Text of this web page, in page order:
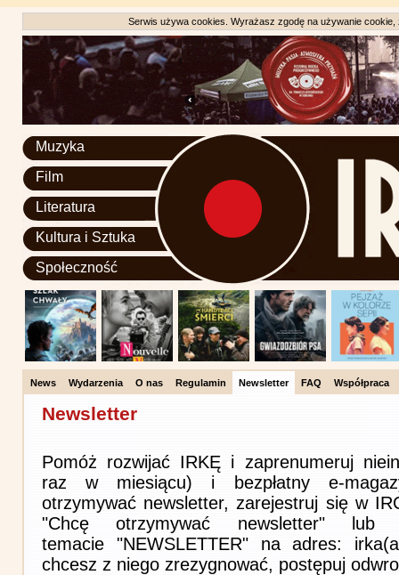
Serwis używa cookies. Wyrażasz zgodę na używanie
Muzyka
Film
Literatura
Kultura i Sztuka
Społeczność
News Wydarzenia O nas Regulamin Newsletter FAQ Współpraca
Newsletter
Pomóż rozwijać IRKĘ i zaprenumeruj
raz w miesiącu) i bezpłatny e-
otrzymywać newsletter, zarejestruj się w
"Chcę otrzymywać newsletter"
temacie "NEWSLETTER" na adres:
chcesz z niego zrezygnować, postępuj